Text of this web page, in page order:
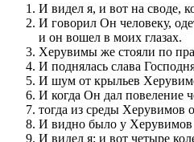
И видел я, и вот на своде,
И говорил Он человеку,
и он вошел в моих глазах.
Херувимы же стояли по
И поднялась слава
И шум от крыльев
И когда Он дал повеление
тогда из среды
И видно было у Херувимов
И видел я: и вот четыре